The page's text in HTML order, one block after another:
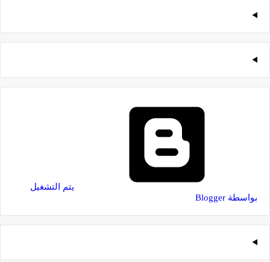
‏يتم التشغيل
بواسطة Blogger